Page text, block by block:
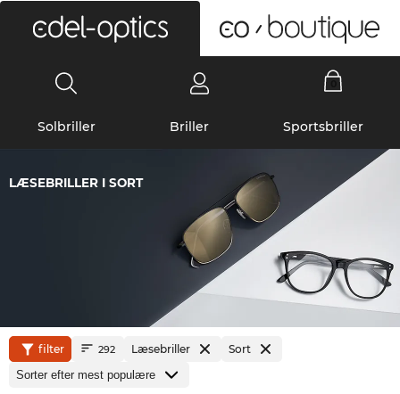
Solbriller Briller Sportsbriller
LÆSEBRILLER I SORT
filter 292 Læsebriller Sort